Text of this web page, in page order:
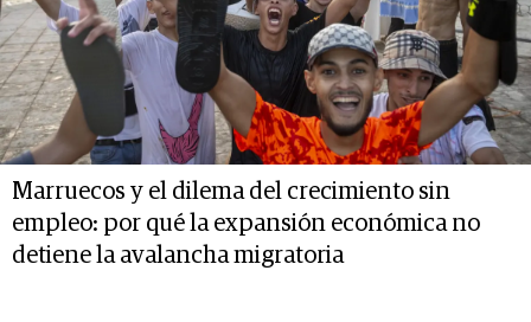
Marruecos y el dilema del crecimiento sin
empleo: por qué la expansión económica no
detiene la avalancha migratoria